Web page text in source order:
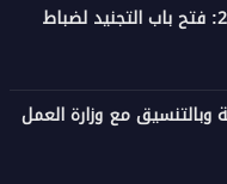
وظائف البحرية السُلطانية العُمانية 2025: فتح باب التجنيد لضباط
وبالتنسيق مع وزارة العمل